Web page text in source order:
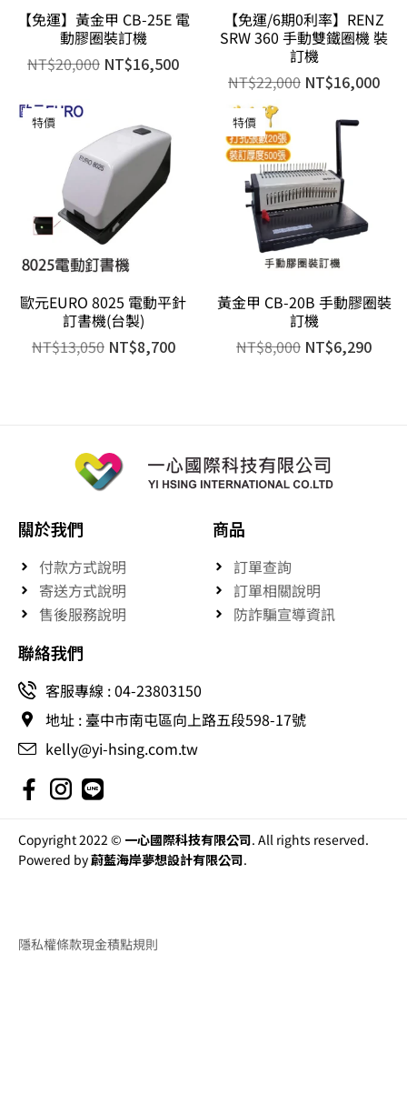
【免運】黃金甲 CB-25E 電
動膠圈裝訂機
NT$20,000 NT$16,500
【免運/6期0利率】RENZ
SRW 360 手動雙鐵圈機 裝
訂機
NT$22,000 NT$16,000
特價
歐元EURO 8025 電動平針
訂書機(台製)
NT$13,050 NT$8,700
特價
黃金甲 CB-20B 手動膠圈裝
訂機
NT$8,000 NT$6,290
關於我們
付款方式說明
寄送方式說明
售後服務說明
商品
訂單查詢
訂單相關說明
防詐騙宣導資訊
聯絡我們
客服專線 : 04-23803150
地址 : 臺中市南屯區向上路五段598-17號
kelly@yi-hsing.com.tw
Copyright 2022 © 一心國際科技有限公司. All rights reserved.
Powered by蔚藍海岸夢想設計有限公司.
隱私權條款現金積點規則